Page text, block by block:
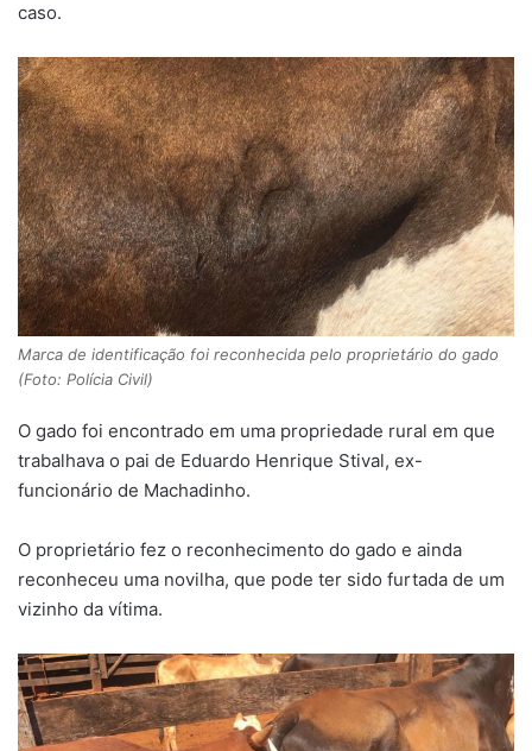
caso.
Marca de identificação foi reconhecida pelo proprietário do gado
(Foto: Polícia Civil)
O gado foi encontrado em uma propriedade rural em que
trabalhava o pai de Eduardo Henrique Stival, ex-
funcionário de Machadinho.
O proprietário fez o reconhecimento do gado e ainda
reconheceu uma novilha, que pode ter sido furtada de um
vizinho da vítima.